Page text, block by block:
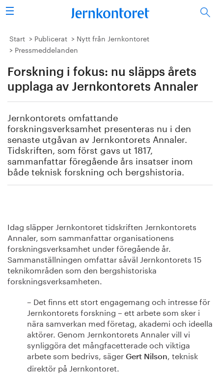
Sök
Stålindustrin
Forskning/utbildning
Energi/miljö
Vi tycker
Publicerat
Bildbank
Start Publicerat
Nytt från Jernkontoret
Pressmeddelanden
Forskning i fokus: nu släpps årets
upplaga av Jernkontorets Annaler
Jernkontorets omfattande
forskningsverksamhet presenteras nu i den
senaste utgåvan av Jernkontorets Annaler.
Tidskriften, som först gavs ut 1817,
sammanfattar föregående års insatser inom
både teknisk forskning och bergshistoria.
Idag släpper Jernkontoret tidskriften Jernkontorets
Annaler, som sammanfattar organisationens
forskningsverksamhet under föregående år.
Sammanställningen omfattar såväl Jernkontorets 15
teknikområden som den bergshistoriska
forskningsverksamheten.
– Det finns ett stort engagemang och intresse för
Jernkontorets forskning – ett arbete som sker i
nära samverkan med företag, akademi och ideella
aktörer. Genom Jernkontorets Annaler vill vi
synliggöra det mångfacetterade och viktiga
arbete som bedrivs, säger Gert Nilson, teknisk
direktör på Jernkontoret.